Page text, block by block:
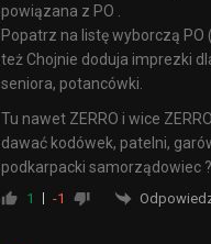
powiązana z PO .
Popatrz na listę wyborczą PO
też Chojnie doduja imprezki
seniora, potancówki.
Tu nawet ZERRO i wice
dawać kodówek, patelni,
podkarpacki samorządowiec ?
1 -1